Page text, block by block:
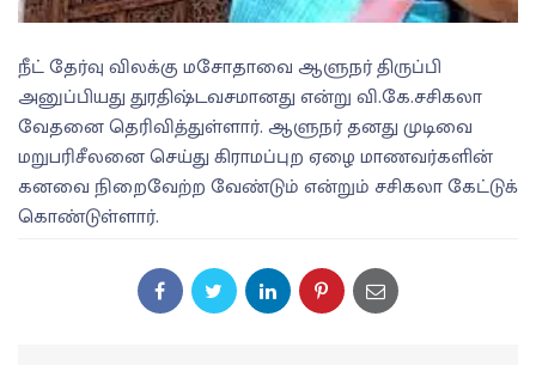
நீட் தேர்வு விலக்கு மசோதாவை ஆளுநர் திருப்பி
அனுப்பியது துரதிஷ்டவசமானது என்று வி.கே.சசிகலா
வேதனை தெரிவித்துள்ளார். ஆளுநர் தனது முடிவை
மறுபரிசீலனை செய்து கிராமப்புற ஏழை மாணவர்களின்
கனவை நிறைவேற்ற வேண்டும் என்றும் சசிகலா கேட்டுக்
கொண்டுள்ளார்.